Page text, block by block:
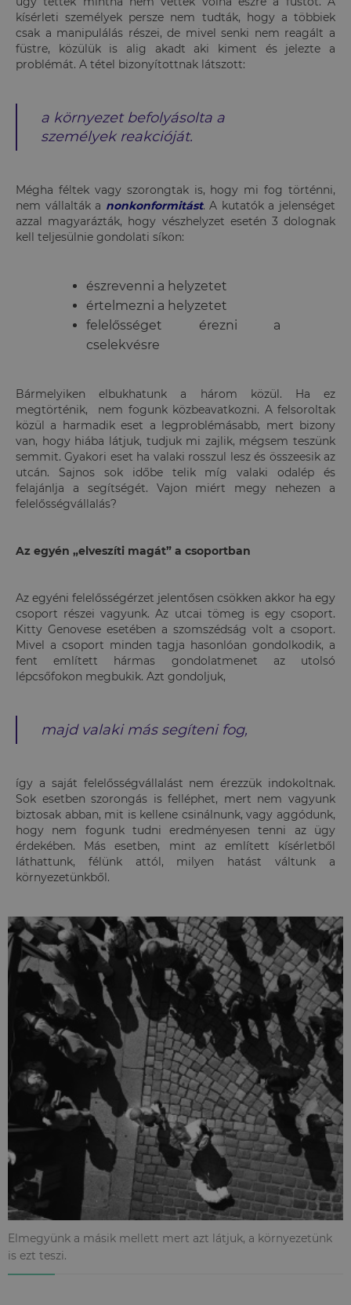
kísérleti személyek persze nem tudták, hogy a többiek
csak a manipulálás részei, de mivel senki nem reagált a
füstre, közülük is alig akadt aki kiment és jelezte a
problémát. A tétel bizonyítottnak látszott:
a környezet befolyásolta a
személyek reakcióját.
Mégha féltek vagy szorongtak is, hogy mi fog történni,
nem vállalták a nonkonformitást. A kutatók a jelenséget
azzal magyarázták, hogy vészhelyzet esetén 3 dolognak
kell teljesülnie gondolati síkon:
észrevenni a helyzetet
értelmezni a helyzetet
felelősséget érezni a
cselekvésre
Bármelyiken elbukhatunk a három közül. Ha ez
megtörténik, nem fogunk közbeavatkozni. A felsoroltak
közül a harmadik eset a legproblémásabb, mert bizony
van, hogy hiába látjuk, tudjuk mi zajlik, mégsem teszünk
semmit. Gyakori eset ha valaki rosszul lesz és összeesik az
utcán. Sajnos sok időbe telik míg valaki odalép és
felajánlja a segítségét. Vajon miért megy nehezen a
felelősségvállalás?
Az egyén „elveszíti magát” a csoportban
Az egyéni felelősségérzet jelentősen csökken akkor ha egy
csoport részei vagyunk. Az utcai tömeg is egy csoport.
Kitty Genovese esetében a szomszédság volt a csoport.
Mivel a csoport minden tagja hasonlóan gondolkodik, a
fent említett hármas gondolatmenet az utolsó
lépcsőfokon megbukik. Azt gondoljuk,
majd valaki más segíteni fog,
így a saját felelősségvállalást nem érezzük indokoltnak.
Sok esetben szorongás is felléphet, mert nem vagyunk
biztosak abban, mit is kellene csinálnunk, vagy aggódunk,
hogy nem fogunk tudni eredményesen tenni az ügy
érdekében. Más esetben, mint az említett kísérletből
láthattunk, félünk attól, milyen hatást váltunk a
környezetünkből.
Elmegyünk a másik mellett mert azt látjuk, a környezetünk
is ezt teszi.